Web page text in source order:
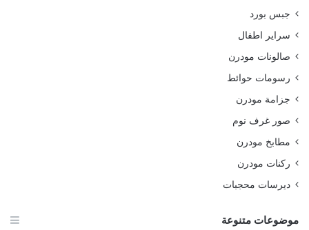
جبس بورد
سراير اطفال
صالونات مودرن
رسومات حوائط
جزامة مودرن
صور غرف نوم
مطابخ مودرن
ركنات مودرن
ديرسات محجبات
موضوعات متنوعة